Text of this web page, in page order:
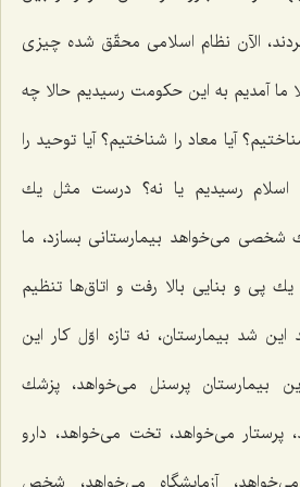
الآن نظام اسلامی محقّق شده چیزی
آمدیم به این حكومت رسیدیم حالا چه
آیا معاد را شناختیم؟ آیا توحید را
اسلام رسیدیم یا نه؟ درست مثل یك
شخصی می‌خواهد بیمارستانی بسازد، ما
پی و بنایی بالا رفت و اتاق‌ها تنظیم
شد بیمارستان، نه تازه اوّل كار این
بیمارستان پرسنل می‌خواهد، پزشك
می‌خواهد، تخت می‌خواهد، دارو